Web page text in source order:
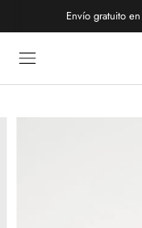
Envío gratuito